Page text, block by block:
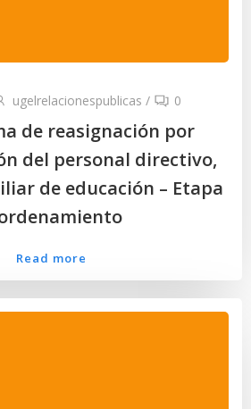
ugelrelacionespublicas / 0
de reasignación por
del personal directivo,
de educación – Etapa
Read more